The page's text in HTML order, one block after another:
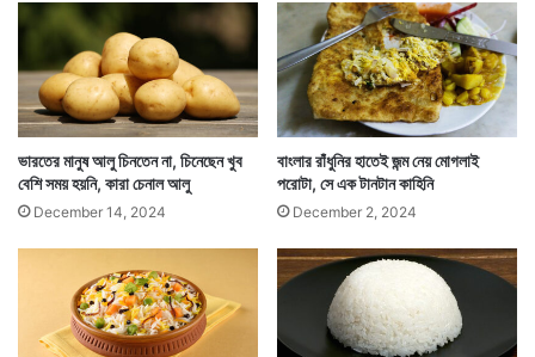
পেঁয়াজ, রসুন, টমেটো দিয়ে যে মশলাদার রাজমা রান্নার চল রয়েছে
এদেশে তাও ওই মেক্সিকোর দান। এখন অবশ্য রাজমা ভারতীয়দের
অন্যতম প্রিয় খাবার। বহু মানুষ গরম ভাত দিয়ে রাজমা পেলে আর
কিছু চান না। এতটাই সুস্বাদু হয় এই খাবার।
ই
ম
ন
দি
ন
ভারতের মানুষ আলু চিনতেন না, চিনেছেন খুব
বেশি সময় হয়নি, কারা চেনাল আলু
December 14, 2024
বাংলার রাঁধুনির হাতেই জন্ম নেয় মোগলাই
পরোটা, সে এক টানটান কাহিনি
December 2, 2024